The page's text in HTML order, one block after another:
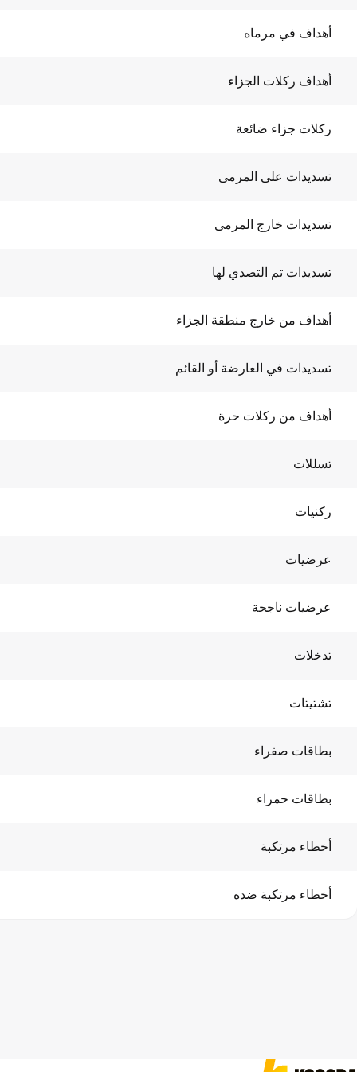
أهداف في مرماه
أهداف ركلات الجزاء
ركلات جزاء ضائعة
تسديدات على المرمى
تسديدات خارج المرمى
تسديدات تم التصدي لها
أهداف من خارج منطقة الجزاء
تسديدات في العارضة أو القائم
أهداف من ركلات حرة
تسللات
ركنيات
عرضيات
عرضيات ناجحة
تدخلات
تشتيتات
بطاقات صفراء
بطاقات حمراء
أخطاء مرتكبة
أخطاء مرتكبة ضده